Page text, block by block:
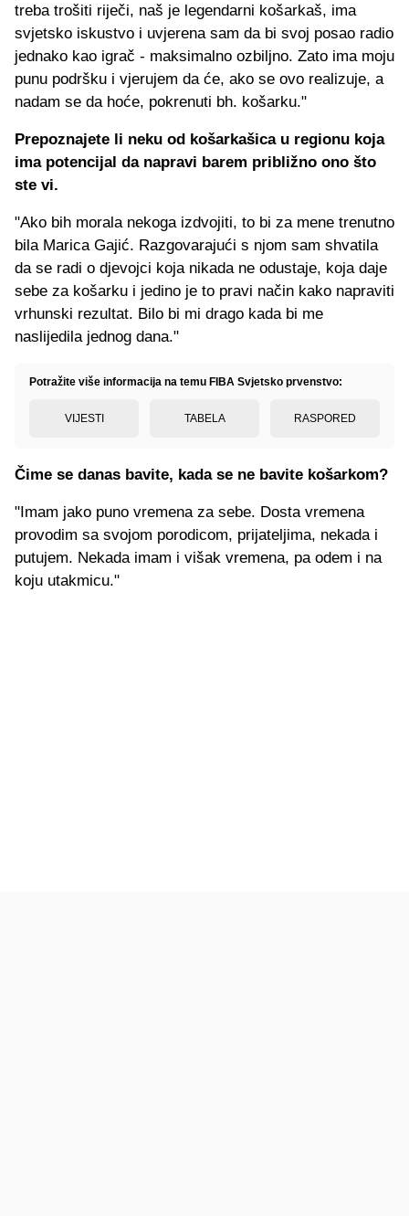
treba trošiti riječi, naš je legendarni košarkaš, ima
svjetsko iskustvo i uvjerena sam da bi svoj posao radio
jednako kao igrač - maksimalno ozbiljno. Zato ima moju
punu podršku i vjerujem da će, ako se ovo realizuje, a
nadam se da hoće, pokrenuti bh. košarku."
Prepoznajete li neku od košarkašica u regionu koja
ima potencijal da napravi barem približno ono što
ste vi.
"Ako bih morala nekoga izdvojiti, to bi za mene trenutno
bila Marica Gajić. Razgovarajući s njom sam shvatila
da se radi o djevojci koja nikada ne odustaje, koja daje
sebe za košarku i jedino je to pravi način kako napraviti
vrhunski rezultat. Bilo bi mi drago kada bi me
naslijedila jednog dana."
Potražite više informacija na temu FIBA Svjetsko prvenstvo:
VIJESTI TABELA RASPORED
Čime se danas bavite, kada se ne bavite košarkom?
"Imam jako puno vremena za sebe. Dosta vremena
provodim sa svojom porodicom, prijateljima, nekada i
putujem. Nekada imam i višak vremena, pa odem i na
koju utakmicu."